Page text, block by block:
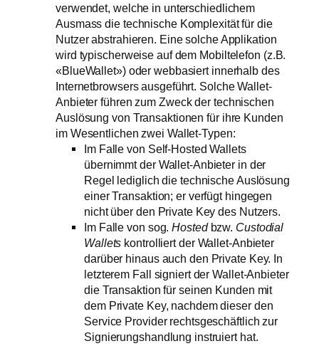
verwendet, welche in unterschiedlichem
Ausmass die technische Komplexität für die
Nutzer abstrahieren. Eine solche Applikation
wird typischerweise auf dem Mobiltelefon (z.B.
«BlueWallet») oder webbasiert innerhalb des
Internetbrowsers ausgeführt. Solche Wallet-
Anbieter führen zum Zweck der technischen
Auslösung von Transaktionen für ihre Kunden
im Wesentlichen zwei Wallet-Typen:
Im Falle von Self-Hosted Wallets
übernimmt der Wallet-Anbieter in der
Regel lediglich die technische Auslösung
einer Transaktion; er verfügt hingegen
nicht über den Private Key des Nutzers.
Im Falle von sog.Hostedbzw. Custodial
Wallets kontrolliert der Wallet-Anbieter
darüber hinaus auch den Private Key. In
letzterem Fall signiert der Wallet-Anbieter
die Transaktion für seinen Kunden mit
dem Private Key, nachdem dieser den
Service Provider rechtsgeschäftlich zur
Signierungshandlung instruiert hat.